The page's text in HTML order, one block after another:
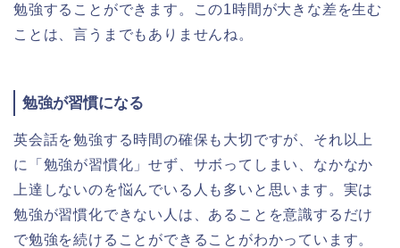
勉強することができます。この1時間が大きな差を生む
ことは、言うまでもありませんね。
勉強が習慣になる
英会話を勉強する時間の確保も大切ですが、それ以上
に「勉強が習慣化」せず、サボってしまい、なかなか
上達しないのを悩んでいる人も多いと思います。実は
勉強が習慣化できない人は、あることを意識するだけ
で勉強を続けることができることがわかっています。